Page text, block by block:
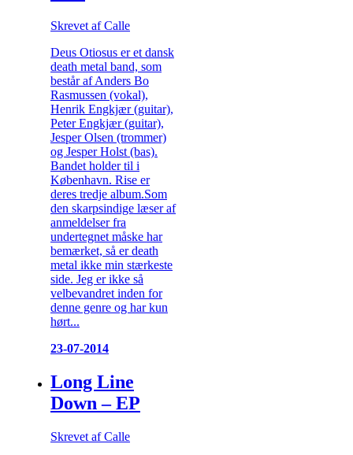
Skrevet af Calle
Deus Otiosus er et dansk
death metal band, som
består af Anders Bo
Rasmussen (vokal),
Henrik Engkjær (guitar),
Peter Engkjær (guitar),
Jesper Olsen (trommer)
og Jesper Holst (bas).
Bandet holder til i
København. Rise er
deres tredje album.Som
den skarpsindige læser af
anmeldelser fra
undertegnet måske har
bemærket, så er death
metal ikke min stærkeste
side. Jeg er ikke så
velbevandret inden for
denne genre og har kun
hørt...
23-07-2014
Long Line
Down – EP
Skrevet af Calle